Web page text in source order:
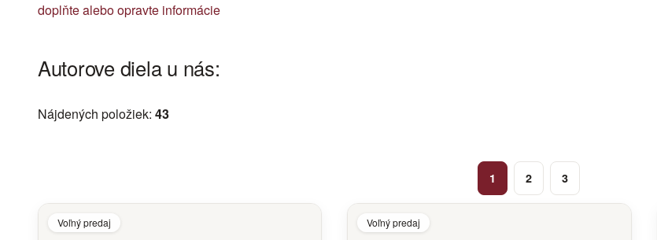
doplňte alebo opravte informácie
Autorove diela u nás:
Nájdených položiek: 43
1 2 3
Voľný predaj Voľný predaj